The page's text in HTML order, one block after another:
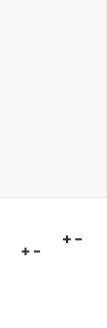
Navigationsmenü